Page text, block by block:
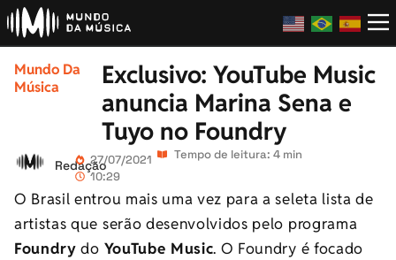
Mundo Da
Música
Exclusivo: YouTube Music
anuncia Marina Sena e
Tuyo no Foundry
Redação27/07/2021
10:29
Tempo de leitura: 4 min
O Brasil entrou mais uma vez para a seleta lista de
artistas que serão desenvolvidos pelo programa
Foundry do YouTube Music. O Foundry é focado